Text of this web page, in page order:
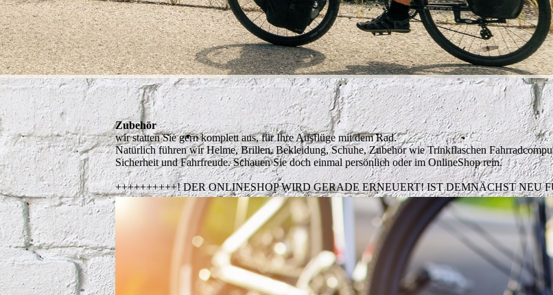
Zubehör
wir statten Sie gern komplett aus, für Ihre Ausflüge mit dem Rad.
Natürlich führen wir Helme, Brillen, Bekleidung, Schuhe, Zubehör wie Trinkflaschen
Sicherheit und Fahrfreude. Schauen Sie doch einmal persönlich oder im OnlineShop rein.
++++++++++! DER ONLINESHOP WIRD GERADE ERNEUERT! IST DEMNÄCHST NEU